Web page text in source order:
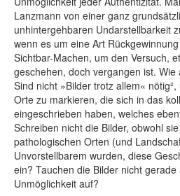
Lanzmann von einer ganz
unhintergehbaren Undarstellbarkeit
wenn es um eine Art
Sichtbar-Machen, um den Versuch,
geschehen, doch vergangen ist.
Sind nicht »Bilder trotz allem«
Orte zu markieren, die sich in das
eingeschrieben haben, welches
Schreiben nicht die Bilder, obwohl
pathologischen Orten (und
Unvorstellbarem wurden, diese
ein? Tauchen die Bilder nicht
Unmöglichkeit auf?